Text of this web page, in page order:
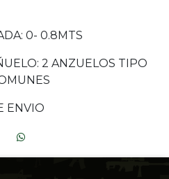
0- 0.8MTS
2 ANZUELOS TIPO
ENVIO